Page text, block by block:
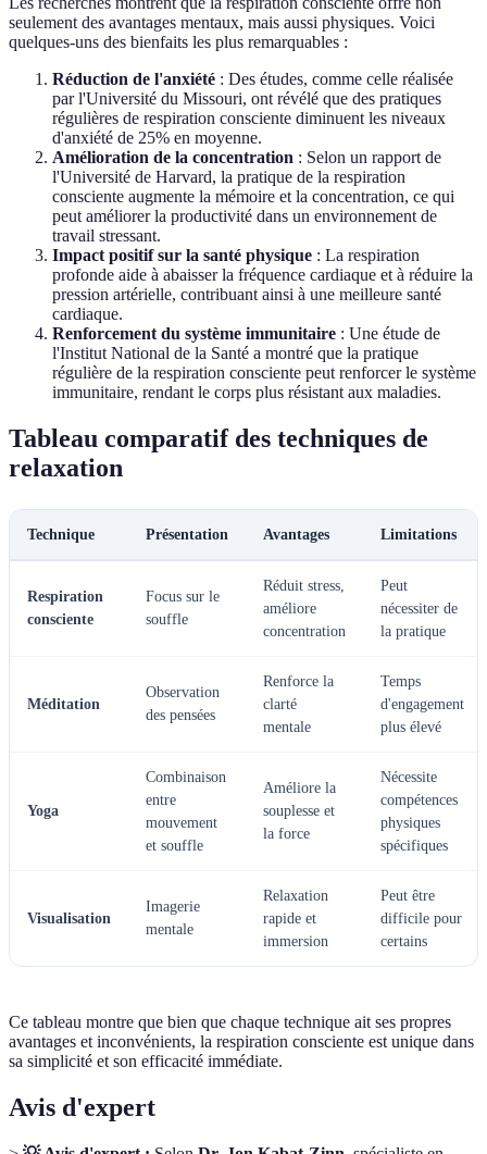
seulement des avantages mentaux, mais aussi physiques. Voici
quelques-uns des bienfaits les plus remarquables :
Réduction de l'anxiété : Des études, comme celle réalisée
par l'Université du Missouri, ont révélé que des pratiques
régulières de respiration consciente diminuent les niveaux
d'anxiété de 25% en moyenne.
Amélioration de la concentration : Selon un rapport de
l'Université de Harvard, la pratique de la respiration
consciente augmente la mémoire et la concentration, ce qui
peut améliorer la productivité dans un environnement de
travail stressant.
Impact positif sur la santé physique : La respiration
profonde aide à abaisser la fréquence cardiaque et à réduire la
pression artérielle, contribuant ainsi à une meilleure santé
cardiaque.
Renforcement du système immunitaire : Une étude de
l'Institut National de la Santé a montré que la pratique
régulière de la respiration consciente peut renforcer le système
immunitaire, rendant le corps plus résistant aux maladies.
Tableau comparatif des techniques de
relaxation
Technique Présentation Avantages Limitations
Respiration
consciente
Focus sur le
souffle
Réduit stress,
améliore
concentration
Peut
nécessiter de
la pratique
Méditation
Observation
des pensées
Renforce la
clarté
mentale
Temps
d'engagement
plus élevé
Yoga
Combinaison
entre
mouvement
et souffle
Améliore la
souplesse et
la force
Nécessite
compétences
physiques
spécifiques
Visualisation
Imagerie
mentale
Relaxation
rapide et
immersion
Peut être
difficile pour
certains
Ce tableau montre que bien que chaque technique ait ses propres
avantages et inconvénients, la respiration consciente est unique dans
sa simplicité et son efficacité immédiate.
Avis d'expert